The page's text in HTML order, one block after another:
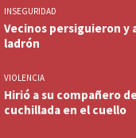
INSEGURIDAD
Vecinos persiguieron y
ladrón
VIOLENCIA
Hirió a su compañero
cuchillada en el cuello